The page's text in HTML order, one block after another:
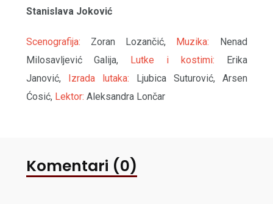
Stanislava Joković
Scenografija: Zoran Lozančić, Muzika: Nenad
Milosavljević Galija,
Lutke i kostimi:
Erika
Janović,Izrada lutaka: Ljubica Suturović, Arsen
Ćosić, Lektor: Aleksandra Lončar
Komentari (0)